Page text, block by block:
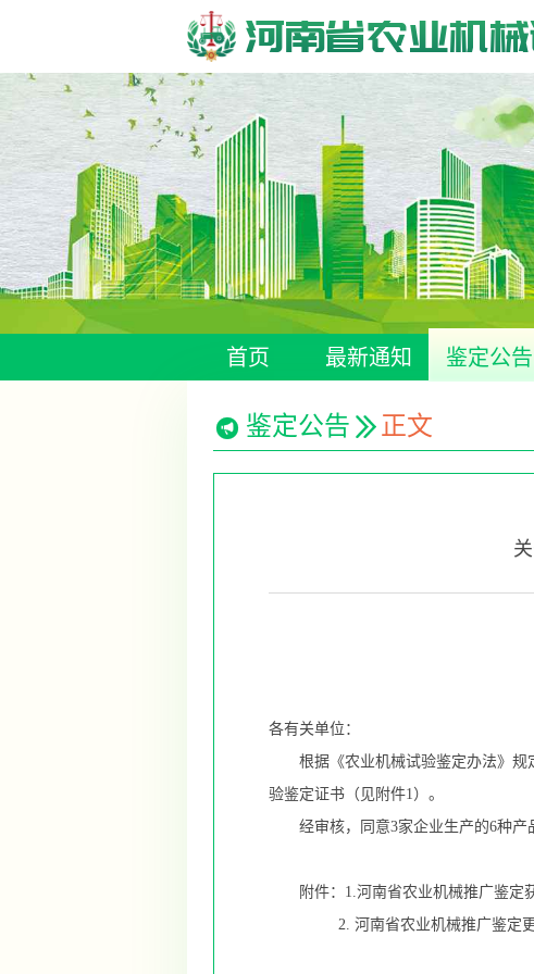
河南省农业机
首页 最新通知 鉴定公告
鉴定公告 正文
豫农机鉴
各有关单位：
根据《农业机械试验鉴定办法》规定
验鉴定证书（见附件1）。
经审核，同意3家企业生产的6种产
附件：1.河南省农业机械推广鉴定获
2. 河南省农业机械推广鉴定更换